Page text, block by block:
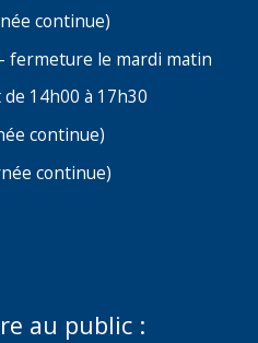
continue)
fermeture le mardi matin
14h00 à 17h30
continue)
continue)
au public :